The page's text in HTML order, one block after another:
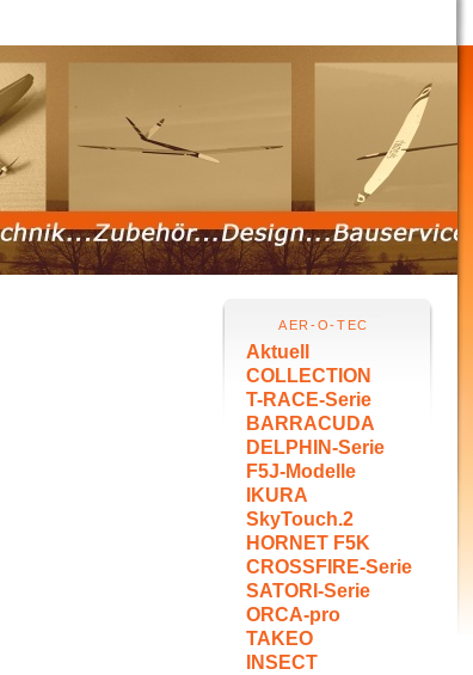
AER-O-TEC
Aktuell
COLLECTION
T-RACE-Serie
BARRACUDA
DELPHIN-Serie
F5J-Modelle
IKURA
SkyTouch.2
HORNET F5K
CROSSFIRE-Serie
SATORI-Serie
ORCA-pro
TAKEO
INSECT